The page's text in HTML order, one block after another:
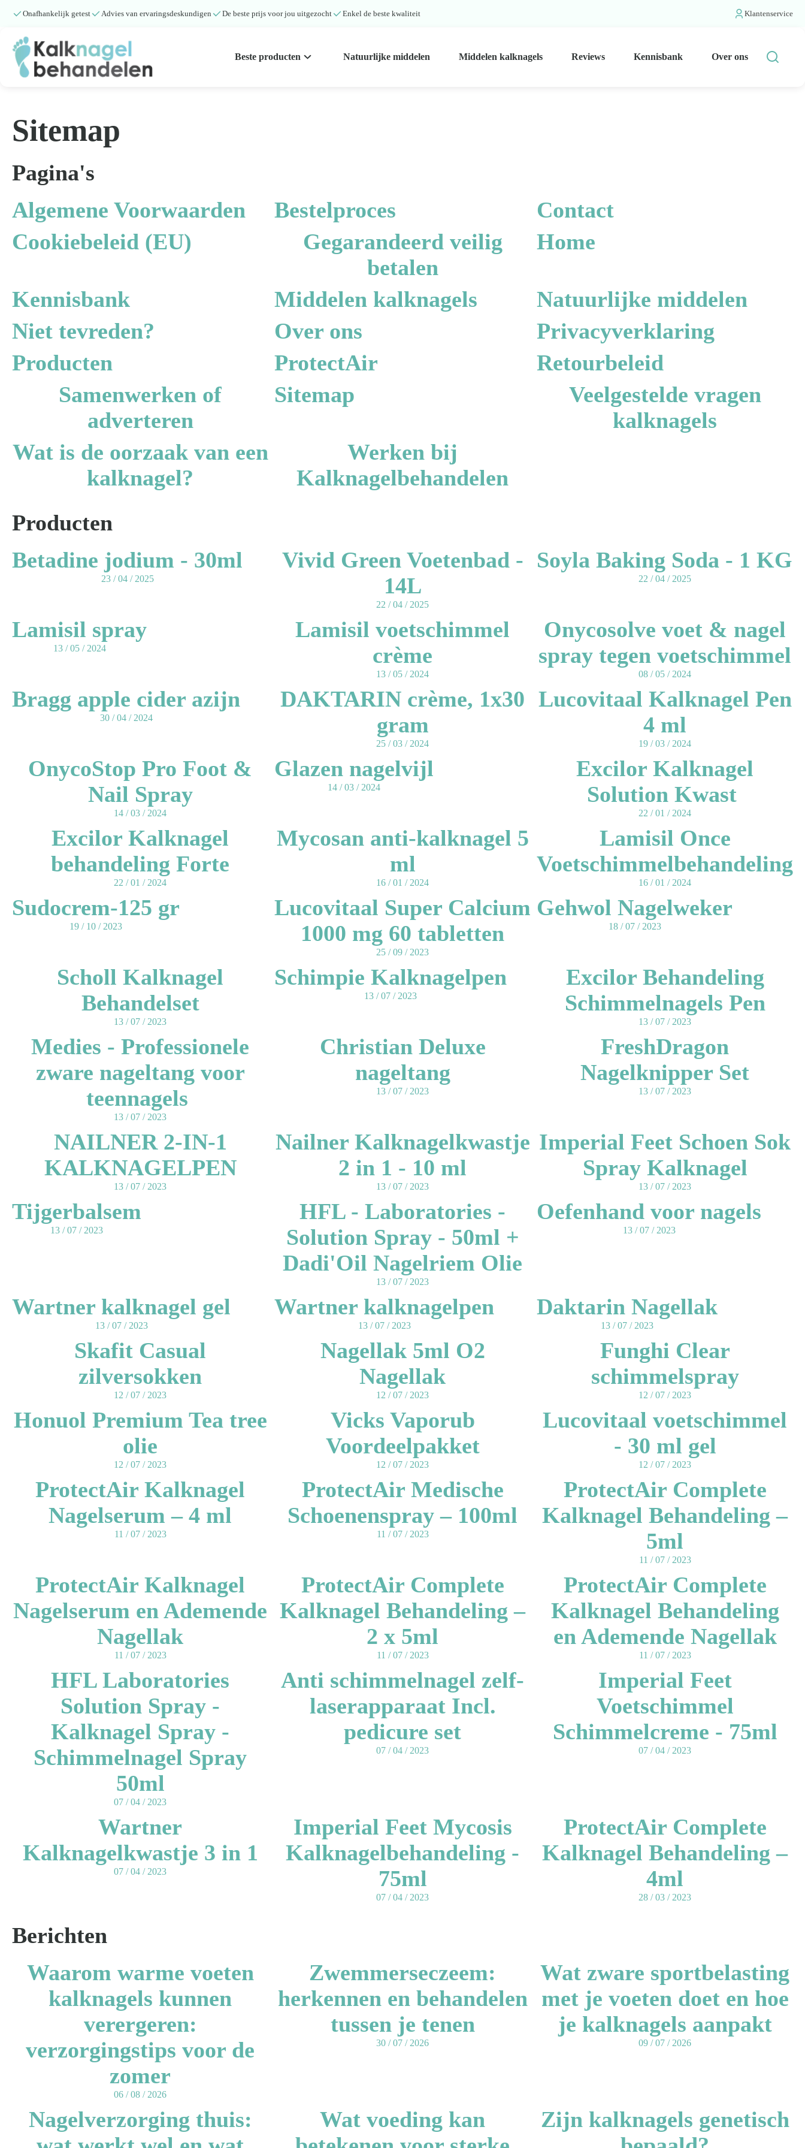
Onafhankelijk getest Advies van ervaringsdeskundigen De beste prijs voor jou uitgezocht Enkel de beste kwaliteit Klantenservice
Beste producten Natuurlijke middelen Middelen kalknagels Reviews Kennisbank Over ons
Zoeken
naar:
Beste producten Submenu
Middelen kalknagels
Reviews
Over ons
Sitemap
Pagina's
Algemene Voorwaarden
Bestelproces
Contact
Cookiebeleid (EU)
Gegarandeerd veilig
betalen
Home
Kennisbank Middelen kalknagels
Natuurlijke middelen
Niet tevreden?
Over ons
Privacyverklaring
Producten
ProtectAir
Retourbeleid
Samenwerken of
adverteren
Sitemap
Veelgestelde vragen
kalknagels
Wat is de oorzaak van een
kalknagel?
Werken bij
Kalknagelbehandelen
Producten
Betadine jodium - 30ml
23 / 04 / 2025
Vivid Green Voetenbad -
14L
22 / 04 / 2025
Soyla Baking Soda - 1 KG
22 / 04 / 2025
Lamisil spray
13 / 05 / 2024
Lamisil voetschimmel
crème
13 / 05 / 2024
Onycosolve voet & nagel
spray tegen voetschimmel
08 / 05 / 2024
Bragg apple cider azijn
30 / 04 / 2024
DAKTARIN crème, 1x30
gram
25 / 03 / 2024
Lucovitaal Kalknagel Pen
4 ml
19 / 03 / 2024
OnycoStop Pro Foot &
Nail Spray
14 / 03 / 2024
Glazen nagelvijl
14 / 03 / 2024
Excilor Kalknagel
Solution Kwast
22 / 01 / 2024
Excilor Kalknagel
behandeling Forte
22 / 01 / 2024
Mycosan anti-kalknagel 5
ml
16 / 01 / 2024
Lamisil Once
Voetschimmelbehandeling
16 / 01 / 2024
Sudocrem-125 gr
19 / 10 / 2023
Lucovitaal Super Calcium
1000 mg 60 tabletten
25 / 09 / 2023
Gehwol Nagelweker
18 / 07 / 2023
Scholl Kalknagel
Behandelset
13 / 07 / 2023
Schimpie Kalknagelpen
13 / 07 / 2023
Excilor Behandeling
Schimmelnagels Pen
13 / 07 / 2023
Medies - Professionele
zware nageltang voor
teennagels
13 / 07 / 2023
Christian Deluxe
nageltang
13 / 07 / 2023
FreshDragon
Nagelknipper Set
13 / 07 / 2023
NAILNER 2-IN-1
KALKNAGELPEN
13 / 07 / 2023
Nailner Kalknagelkwastje
2 in 1 - 10 ml
13 / 07 / 2023
Imperial Feet Schoen Sok
Spray Kalknagel
13 / 07 / 2023
Tijgerbalsem
13 / 07 / 2023
HFL - Laboratories -
Solution Spray - 50ml +
Dadi'Oil Nagelriem Olie
13 / 07 / 2023
Oefenhand voor nagels
13 / 07 / 2023
Wartner kalknagel gel
13 / 07 / 2023
Wartner kalknagelpen
13 / 07 / 2023
Daktarin Nagellak
13 / 07 / 2023
Skafit Casual
zilversokken
12 / 07 / 2023
Nagellak 5ml O2
Nagellak
12 / 07 / 2023
Funghi Clear
schimmelspray
12 / 07 / 2023
Honuol Premium Tea tree
olie
12 / 07 / 2023
Vicks Vaporub
Voordeelpakket
12 / 07 / 2023
Lucovitaal voetschimmel
- 30 ml gel
12 / 07 / 2023
ProtectAir Kalknagel
Nagelserum – 4 ml
11 / 07 / 2023
ProtectAir Medische
Schoenenspray – 100ml
11 / 07 / 2023
ProtectAir Complete
Kalknagel Behandeling –
5ml
11 / 07 / 2023
ProtectAir Kalknagel
Nagelserum en Ademende
Nagellak
11 / 07 / 2023
ProtectAir Complete
Kalknagel Behandeling –
2 x 5ml
11 / 07 / 2023
ProtectAir Complete
Kalknagel Behandeling
en Ademende Nagellak
11 / 07 / 2023
HFL Laboratories
Solution Spray -
Kalknagel Spray -
Schimmelnagel Spray
50ml
07 / 04 / 2023
Anti schimmelnagel zelf-
laserapparaat Incl.
pedicure set
07 / 04 / 2023
Imperial Feet
Voetschimmel
Schimmelcreme - 75ml
07 / 04 / 2023
Wartner
Kalknagelkwastje 3 in 1
07 / 04 / 2023
Imperial Feet Mycosis
Kalknagelbehandeling -
75ml
07 / 04 / 2023
ProtectAir Complete
Kalknagel Behandeling –
4ml
28 / 03 / 2023
Berichten
Waarom warme voeten
kalknagels kunnen
verergeren:
verzorgingstips voor de
zomer
06 / 08 / 2026
Zwemmerseczeem:
herkennen en behandelen
tussen je tenen
30 / 07 / 2026
Wat zware sportbelasting
met je voeten doet en hoe
je kalknagels aanpakt
09 / 07 / 2026
Nagelverzorging thuis:
Wat voeding kan
Zijn kalknagels genetisch